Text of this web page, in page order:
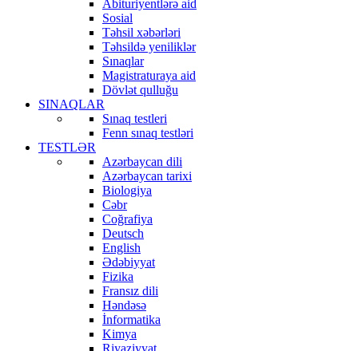
Abituriyentlərə aid
Sosial
Təhsil xəbərləri
Təhsildə yeniliklər
Sınaqlar
Magistraturaya aid
Dövlət qulluğu
SINAQLAR
Sınaq testleri
Fenn sınaq testləri
TESTLƏR
Azərbaycan dili
Azərbaycan tarixi
Biologiya
Cəbr
Coğrafiya
Deutsch
English
Ədəbiyyat
Fizika
Fransız dili
Həndəsə
İnformatika
Kimya
Riyaziyyat